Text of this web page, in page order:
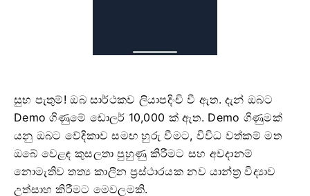
සුභ පැතුම්! ඔබ සාර්ථකව ලියාපදිංචි වී ඇත. දැන් ඔබට
Demo ගිණුමේ ඩොලර් 10,000 ක් ඇත. Demo ගිණුමක්
යනු ඔබට වේදිකාව සමඟ හුරු වීමට, විවිධ වත්කම් මත
ඔබේ වෙළඳ කුසලතා පුහුණු කිරීමට සහ අවදානම්
නොමැතිව තත්‍ය කාලීන ප්‍රස්ථාරයක නව යාන්ත්‍ර විද්‍යාව
උත්සාහ කිරීමට මෙවලමකි.